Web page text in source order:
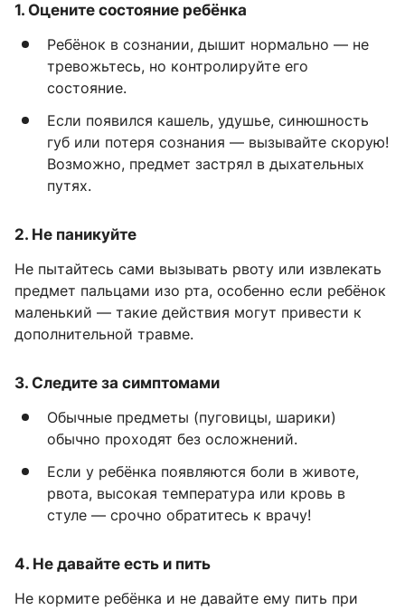
1. Оцените состояние ребёнка
Ребёнок в сознании, дышит нормально — не
тревожьтесь, но контролируйте его
состояние.
Если появился кашель, удушье, синюшность
губ или потеря сознания — вызывайте скорую!
Возможно, предмет застрял в дыхательных
путях.
2. Не паникуйте
Не пытайтесь сами вызывать рвоту или извлекать
предмет пальцами изо рта, особенно если ребёнок
маленький — такие действия могут привести к
дополнительной травме.
3. Следите за симптомами
Обычные предметы (пуговицы, шарики)
обычно проходят без осложнений.
Если у ребёнка появляются боли в животе,
рвота, высокая температура или кровь в
стуле — срочно обратитесь к врачу!
4. Не давайте есть и пить
Не кормите ребёнка и не давайте ему пить при